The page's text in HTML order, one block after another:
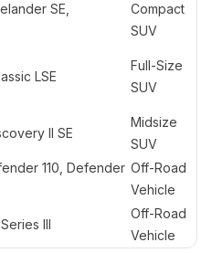
SE,
Compact
SUV
LSE
Full-Size
SUV
II SE
Midsize
SUV
110, Defender Off-Road
Vehicle
III
Off-Road
Vehicle